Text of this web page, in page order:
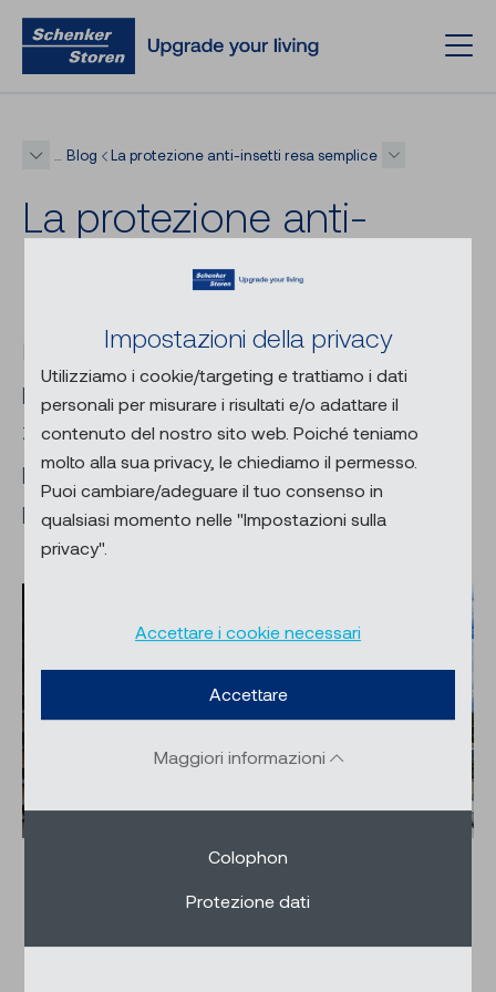
Impostazioni della privacy
Utilizziamo i cookie/targeting e trattiamo i dati
personali per misurare i risultati e/o adattare il
contenuto del nostro sito web. Poiché teniamo
molto alla sua privacy, le chiediamo il permesso.
Puoi cambiare/adeguare il tuo consenso in
qualsiasi momento nelle "Impostazioni sulla
privacy".
Accettare i cookie necessari
Accettare
Maggiori informazioni
Colophon
Protezione dati
Blog La protezione anti-insetti resa semplice
La pro­te­zio­ne anti-​
insetti resa sem­pli­ce
L’estate è la stagione preferita di molti. Il
problema è che anche la preferita delle
zanzare. Con le pratiche soluzioni di
protezione anti-insetti di Schenker Storen
potete godervi appieno ogni stagione.
Interno o esterno?